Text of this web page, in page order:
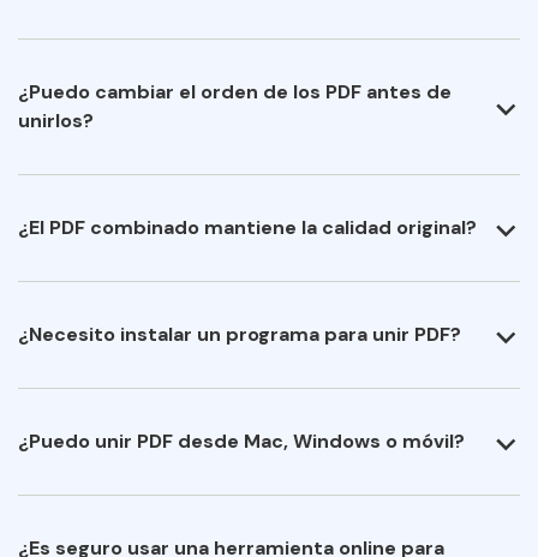
¿Puedo cambiar el orden de los PDF antes de
unirlos?
¿El PDF combinado mantiene la calidad original?
¿Necesito instalar un programa para unir PDF?
¿Puedo unir PDF desde Mac, Windows o móvil?
¿Es seguro usar una herramienta online para